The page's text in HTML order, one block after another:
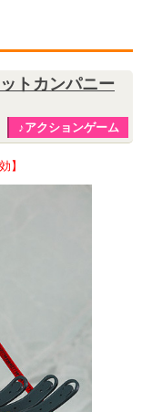
トカンパニー
♪アクションゲーム
】